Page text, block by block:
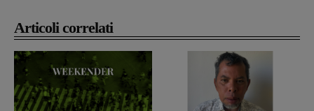
Articoli correlati